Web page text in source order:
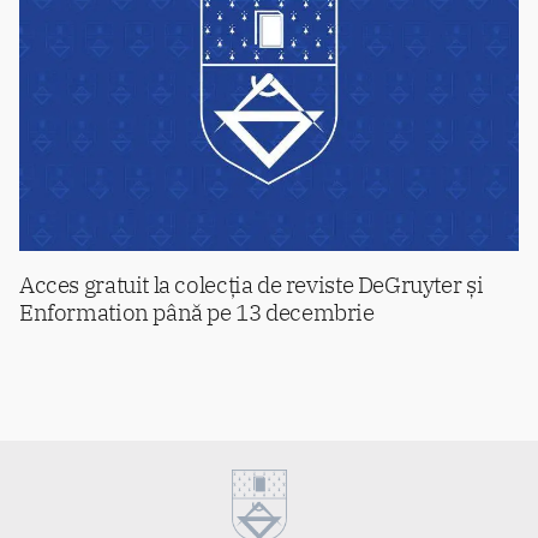
Acces gratuit la colecția de reviste DeGruyter și
Enformation până pe 13 decembrie